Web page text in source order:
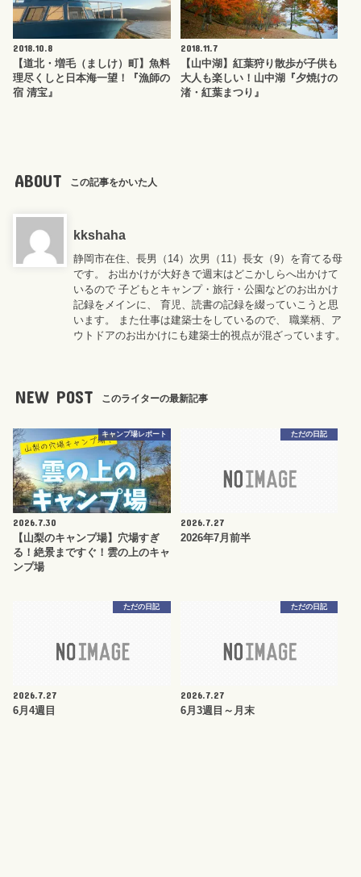
2018.10.8
【道北・増毛（ましけ）町】魚料
理尽くしと日本海一望！『漁師の
宿 清宝』
2018.11.7
【山中湖】紅葉狩り散歩が子供も
大人も楽しい！山中湖『夕焼けの
渚・紅葉まつり』
ABOUT この記事をかいた人
kkshaha
静岡市在住、長男（14）次男（11）長女（9）を育てる母
です。 お出かけが大好きで週末はどこかしらへ出かけて
いるので 子どもとキャンプ・旅行・公園などのお出かけ
記録をメインに、 育児、読書の記録を綴っていこうと思
います。 また仕事は建築士をしているので、 職業柄、ア
ウトドアのお出かけにも建築士的視点が混ざっています。
NEW POST このライターの最新記事
キャンプ場レポート
2026.7.30
【山梨のキャンプ場】穴場すぎ
る！絶景まですぐ！雲の上のキャ
ンプ場
ただの日記
2026.7.27
2026年7月前半
ただの日記
2026.7.27
6月4週目
ただの日記
2026.7.27
6月3週目～月末